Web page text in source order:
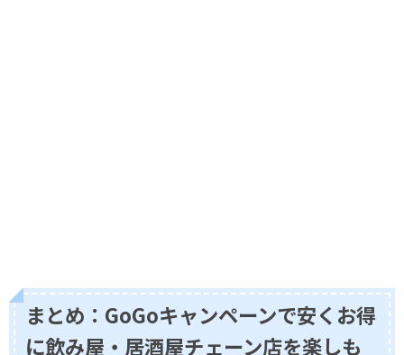
まとめ：GoGoキャンペーンで安くお得
に飲み屋・居酒屋チェーン店を楽しも